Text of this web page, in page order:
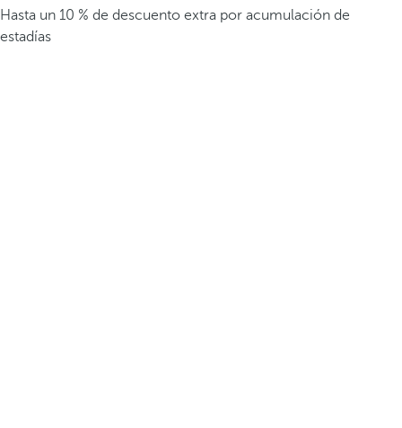
Hasta un 10 % de descuento extra por acumulación de
estadías